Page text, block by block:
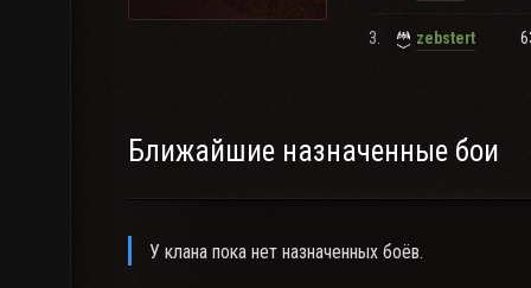
3. zebstert
Ближайшие назначенные бои
У клана пока нет назначенных боёв.